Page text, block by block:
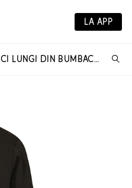
LA APP
BLUZĂ HENLEY CU MÂNECI LUNGI DIN BUMBAC ORGANIC 100% (SET/2 BUC.)